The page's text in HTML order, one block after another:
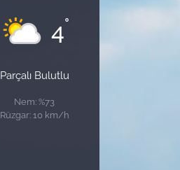
4°
Parçalı Bulutlu
Nem: %73
Rüzgar: 10 km/h